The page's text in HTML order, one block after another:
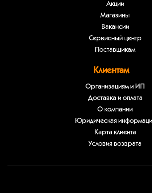
Акции
Магазины
Вакансии
Сервисный центр
Поставщикам
Клиентам
Организациям и ИП
Доставка и оплата
О компании
Юридическая
Карта клиента
Условия возврата